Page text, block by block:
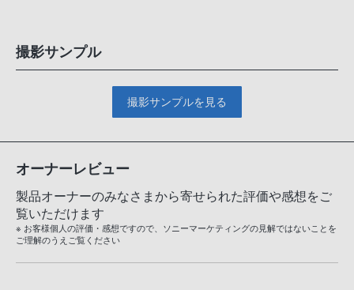
撮影サンプル
撮影サンプルを見る
オーナーレビュー
製品オーナーのみなさまから寄せられた評価や感想をご
覧いただけます
※ お客様個人の評価・感想ですので、ソニーマーケティングの見解ではないことを
ご理解のうえご覧ください